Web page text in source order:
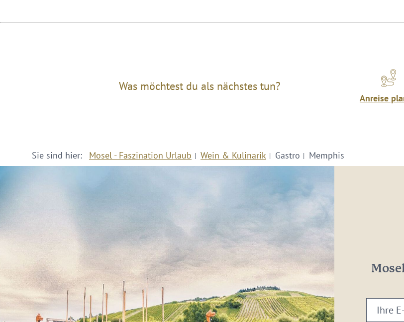
Was möchtest du als nächstes tun?
Anreise
Sie sind hier: Mosel - Faszination Urlaub Wein & Kulinarik Gastro Memphis
Ihre